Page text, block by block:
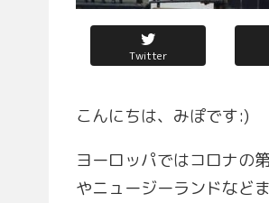
Twitter
こんにちは、みぽです:)
ヨーロッパではコロナの
やニュージーランドなど